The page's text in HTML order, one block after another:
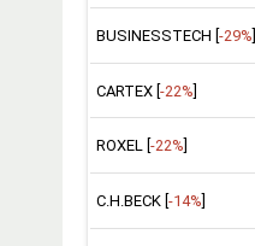
BUSINESSTECH [-29%]
CARTEX [-22%]
ROXEL [ -22%
C.H.BECK [ -14%